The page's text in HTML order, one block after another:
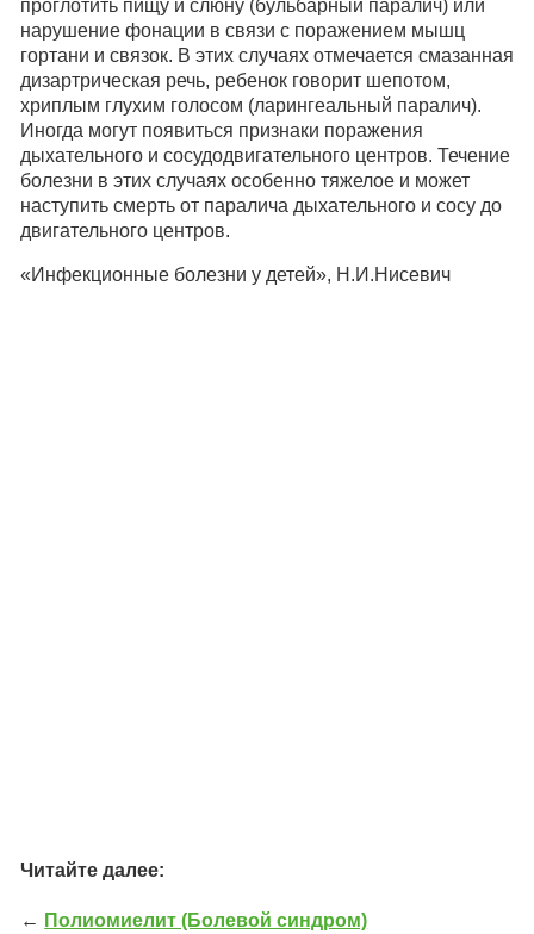
проглотить пищу и слюну (бульбарныи паралич) или
нарушение фонации в связи с поражением мышц
гортани и связок. В этих случаях отмечается смазанная
дизартрическая речь, ребенок говорит шепотом,
хриплым глухим голосом (ларингеальный паралич).
Иногда могут появиться признаки поражения
дыхательного и сосудодвигательного центров. Течение
болезни в этих случаях особенно тяжелое и может
наступить смерть от паралича дыхательного и сосу до
двигательного центров.
«Инфекционные болезни у детей», Н.И.Нисевич
Читайте далее:
← Полиомиелит (Болевой синдром)